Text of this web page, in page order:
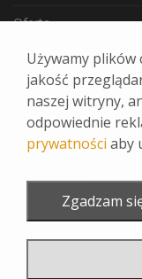
Oferta
Jak Zamawiać
Ulubione
Kontakt
Regulamin
INSTAGRAM
FACEBOOK
Używamy plików
jakość
naszej witryny,
odpowiednie
prywatności aby
Zgadzam